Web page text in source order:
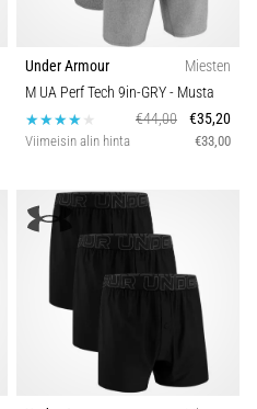
Under Armour
Miesten
M UA Perf Tech 9in-GRY- Musta
€44,00
€35,20
Viimeisin alin hinta €33,00